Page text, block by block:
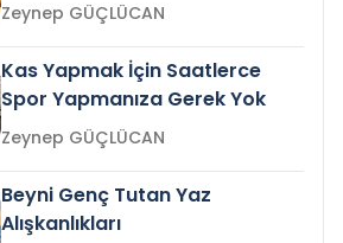
Zeynep GÜÇLÜCAN
Kas Yapmak İçin Saatlerce
Spor Yapmanıza Gerek Yok
Zeynep GÜÇLÜCAN
Beyni Genç Tutan Yaz
Alışkanlıkları